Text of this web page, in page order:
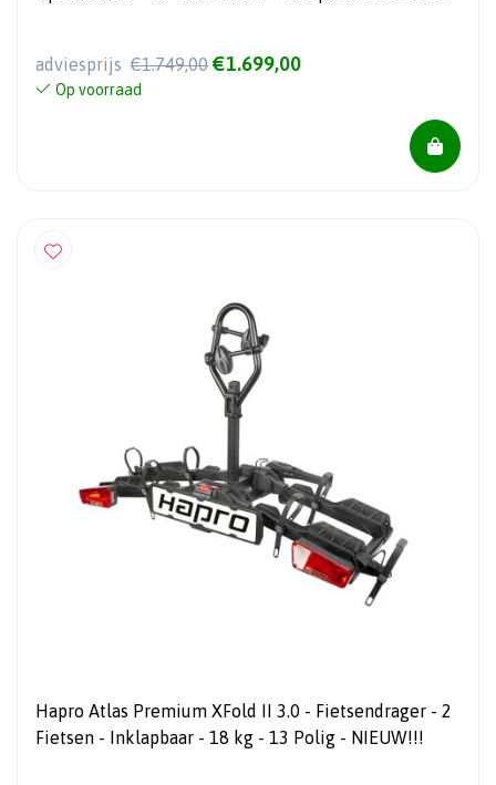
adviesprijs €1.749,00 €1.699,00
Op voorraad
Hapro Atlas Premium XFold II 3.0 - Fietsendrager - 2
Fietsen - Inklapbaar - 18 kg - 13 Polig - NIEUW!!!